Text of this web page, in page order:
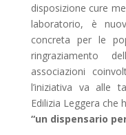
disposizione cure
laboratorio, è
concreta per le
ringraziamento
associazioni
l’iniziativa va alle
Edilizia Leggera
“un dispensario